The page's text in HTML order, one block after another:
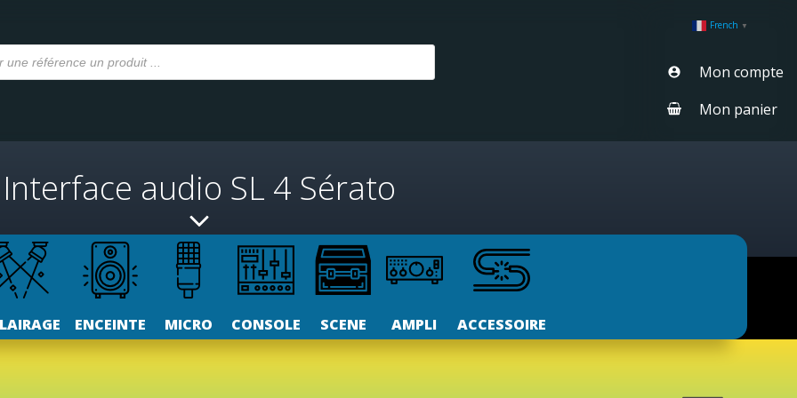
French ▼
Mon compte
Mon panier
Interface audio SL 4 Sérato
ENCEINTE MICRO CONSOLE SCENE AMPLI ACCESSOIRE